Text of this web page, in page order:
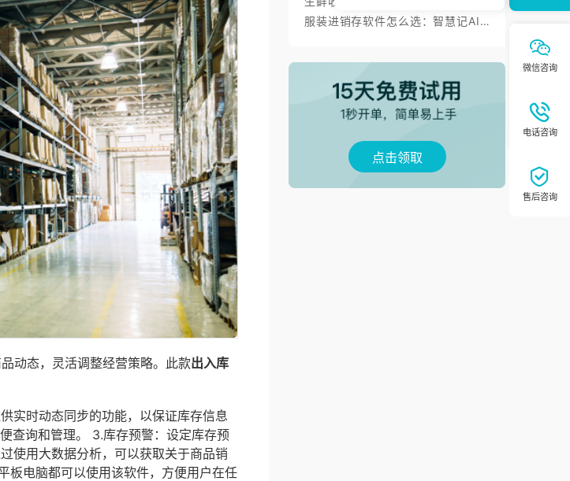
动态，灵活调整经营策略。此款出入库
实时动态同步的功能，以保证库存信息
查询和管理。 3.库存预警：设定库存预
使用大数据分析，可以获取关于商品销
板电脑都可以使用该软件，方便用户在任
服装进销存软件怎么选：智慧记AI批量录入、齐色齐码开单与库存管理
点击领取